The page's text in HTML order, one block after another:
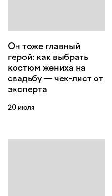
Он тоже главный
герой: как выбрать
костюм жениха на
свадьбу — чек-лист от
эксперта
20 июля